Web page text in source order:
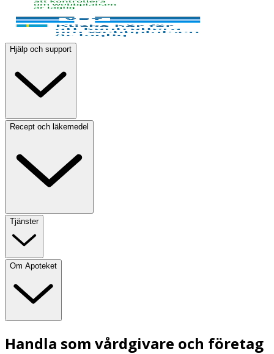
Hjälp och support
Recept och läkemedel
Tjänster
Om Apoteket
Handla som vårdgivare och företag